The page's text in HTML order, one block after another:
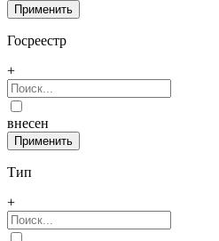
Госреестр
+
внесен
Тип
+